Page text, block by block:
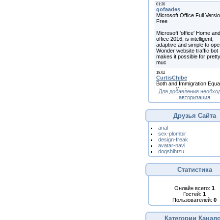
Для добавления
авторизация
Друзья Сайта
anal
sex-plombir
design-freak
avatar-navi
dogshihtzu
Статистика
Онлайн всего: 1
Гостей: 1
Пользователей: 0
Категории